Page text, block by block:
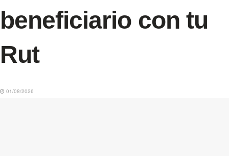
beneficiario con tu
Rut
01/08/2026